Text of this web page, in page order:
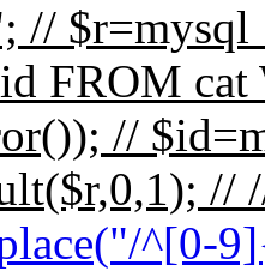
//
FROM
//
//
^[0-